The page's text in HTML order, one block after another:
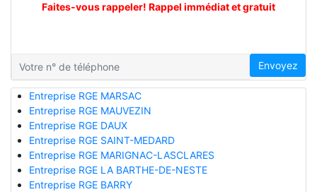
Faites-vous rappeler! Rappel immédiat et gratuit
Envoyez
Entreprise RGE MARSAC
Entreprise RGE MAUVEZIN
Entreprise RGE DAUX
Entreprise RGE SAINT-MEDARD
Entreprise RGE MARIGNAC-LASCLARES
Entreprise RGE LA BARTHE-DE-NESTE
Entreprise RGE BARRY